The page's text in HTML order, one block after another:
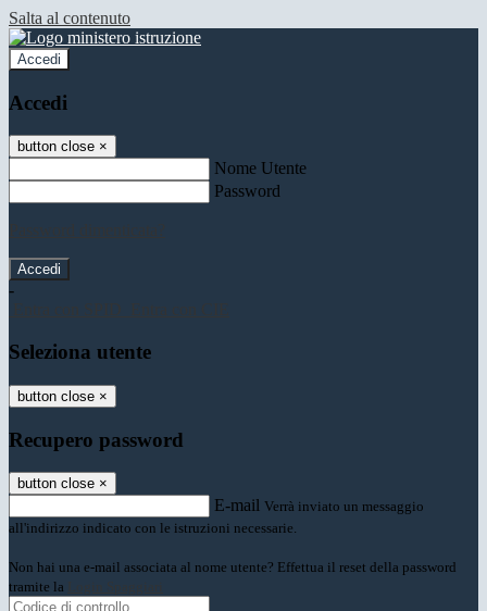
Salta al contenuto
Accedi
Accedi
button close ×
Nome Utente
Password
-
Seleziona utente
button close ×
Recupero password
button close ×
E-mail Verrà inviato un messaggio
all'indirizzo indicato con le istruzioni necessarie.
Non hai una e-mail associata al nome utente? Effettua il reset della password
tramite la